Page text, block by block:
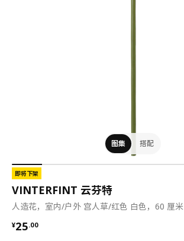
图集 搭配
即将下架
VINTERFINT 云芬特
人造花，室内/户外 宫人草/红色 白色，60 厘米
¥25.00
¥ 25.00